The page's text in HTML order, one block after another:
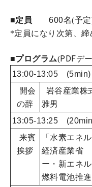
■定員 600名(予
*定員になり次第、締
■プログラム(PDFデ
13:00-13:05 (5min)
開会
の辞
岩谷産業
雅男
13:05-13:25
来賓
挨拶
「水素エネ
経済産業省
ー・新エネ
燃料電池推